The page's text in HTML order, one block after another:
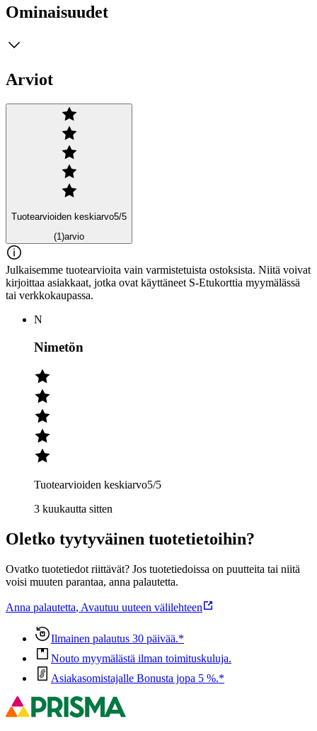
Ominaisuudet
Arviot
Tuotearvioiden keskiarvo5/5
(1)arvio
Julkaisemme tuotearvioita vain varmistetuista ostoksista. Niitä voivat
kirjoittaa asiakkaat, jotka ovat käyttäneet S-Etukorttia myymälässä
tai verkkokaupassa.
N
Nimetön
Tuotearvioiden keskiarvo5/5
3 kuukautta sitten
Oletko tyytyväinen tuotetietoihin?
Ovatko tuotetiedot riittävät? Jos tuotetiedoissa on puutteita tai niitä
voisi muuten parantaa, anna palautetta.
Anna palautetta, Avautuu uuteen välilehteen
Ilmainen palautus 30 päivää.*
Nouto myymälästä ilman toimituskuluja.
Asiakasomistajalle Bonusta jopa 5 %.*